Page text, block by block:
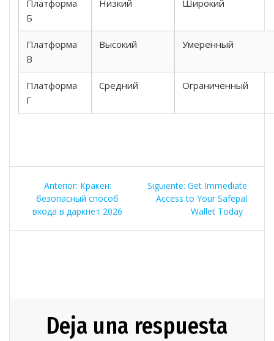
Платформа
Б
Низкий Широкий
Платформа
В
Высокий Умеренный
Платформа
Г
Средний Ограниченный
Navegación
de
entradas
Anterior: Entrada
anterior:
Кракен:
безопасный способ
входа в даркнет 2026
Siguiente: Siguiente
entrada:
Get Immediate
Access to Your Safepal
Wallet Today
Deja una respuesta